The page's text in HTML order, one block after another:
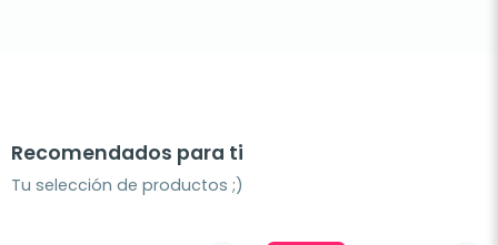
Recomendados para ti
Tu selección de productos ;)